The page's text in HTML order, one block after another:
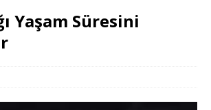
Yaşam Süresini